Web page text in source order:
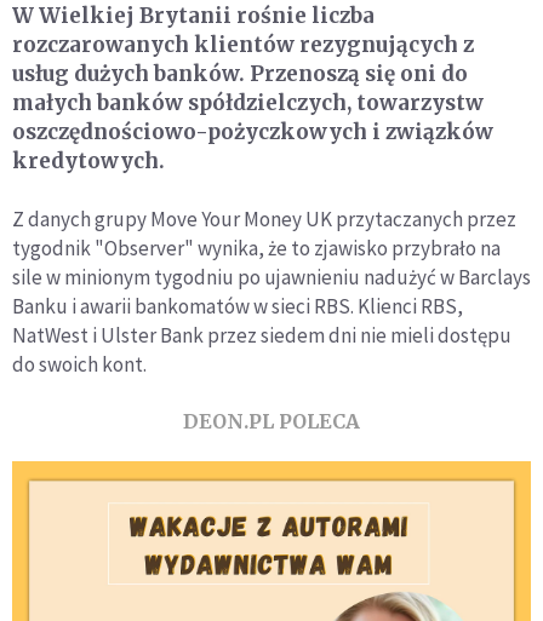
W Wielkiej Brytanii rośnie liczba
rozczarowanych klientów rezygnujących z
usług dużych banków. Przenoszą się oni do
małych banków spółdzielczych, towarzystw
oszczędnościowo-pożyczkowych i związków
kredytowych.
Z danych grupy Move Your Money UK przytaczanych przez
tygodnik "Observer" wynika, że to zjawisko przybrało na
sile w minionym tygodniu po ujawnieniu nadużyć w Barclays
Banku i awarii bankomatów w sieci RBS. Klienci RBS,
NatWest i Ulster Bank przez siedem dni nie mieli dostępu
do swoich kont.
DEON.PL POLECA